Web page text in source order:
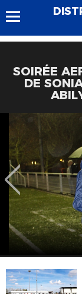
SOIRÉE
DE